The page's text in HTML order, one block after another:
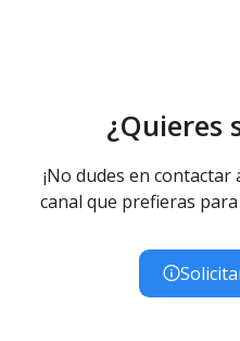
¿Quieres
¡No dudes en
canal que prefieras